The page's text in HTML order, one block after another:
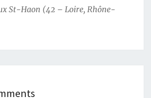
St-Haon (42 – Loire, Rhône-